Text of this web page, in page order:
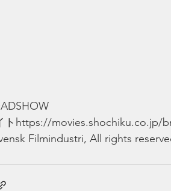
トhttps://movies.shochiku.co.jp/
Filmindustri, All rights